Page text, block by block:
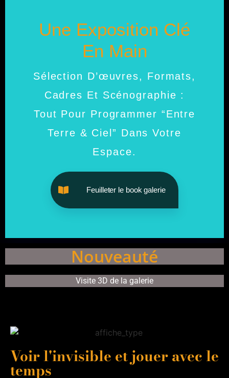
Une Exposition Clé
En Main
Sélection D’œuvres, Formats,
Cadres Et Scénographie :
Tout Pour Programmer “Entre
Terre & Ciel” Dans Votre
Espace.
Feuilleter le book galerie
Nouveauté
Visite 3D de la galerie
Voir l'invisible et jouer avec le
temps